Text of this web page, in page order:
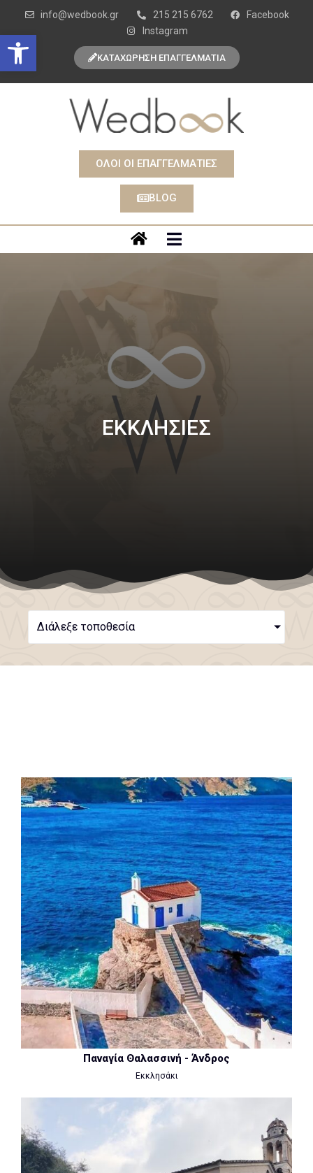
info@wedbook.gr 215 215 6762
Facebook
Instagram
ΚΑΤΑΧΩΡΗΣΗ ΕΠΑΓΓΕΛΜΑΤΙΑ
ΟΛΟΙ ΟΙ ΕΠΑΓΓΕΛΜΑΤΙΕΣ
BLOG
ΕΚΚΛΗΣΙΕΣ
Διάλεξε τοποθεσία
Παναγία Θαλασσινή - Άνδρος
Eκκλησάκι
Open toolbar